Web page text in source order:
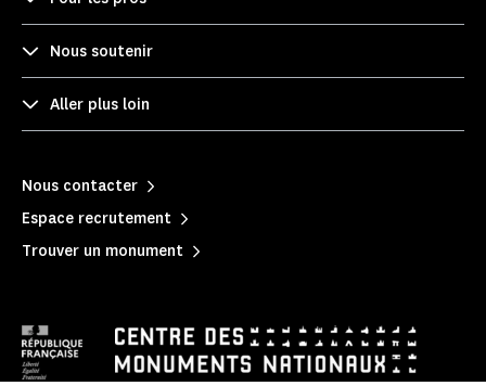
Nous soutenir
Aller plus loin
Nous contacter
Espace recrutement
Trouver un monument